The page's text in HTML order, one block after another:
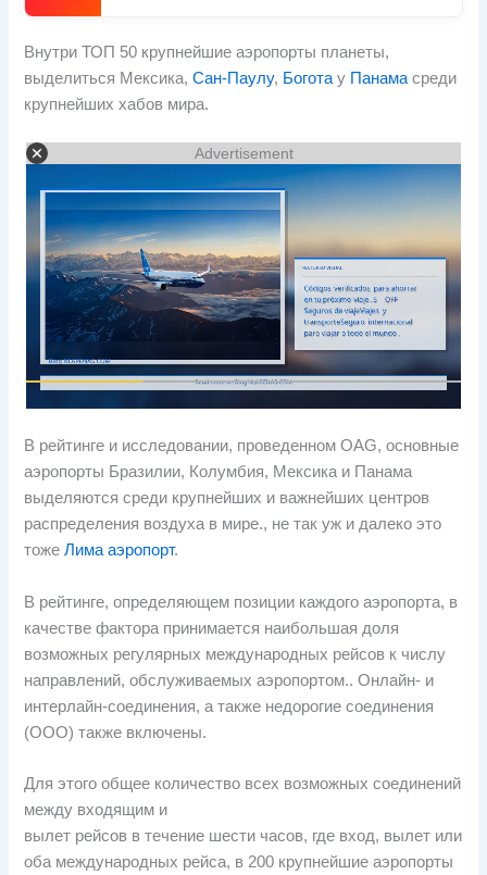
Внутри ТОП 50 крупнейшие аэропорты планеты,
выделиться Мексика,Сан-Паулу, Богота у Панама среди
крупнейших хабов мира.
Advertisement
В рейтинге и исследовании, проведенном OAG, основные
аэропорты Бразилии, Колумбия, Мексика и Панама
выделяются среди крупнейших и важнейших центров
распределения воздуха в мире., не так уж и далеко это
тожеЛима аэропорт.
В рейтинге, определяющем позиции каждого аэропорта, в
качестве фактора принимается наибольшая доля
возможных регулярных международных рейсов к числу
направлений, обслуживаемых аэропортом.. Онлайн- и
интерлайн-соединения, а также недорогие соединения
(ООО) также включены.
Для этого общее количество всех возможных соединений
между входящим и
вылет рейсов в течение шести часов, где вход, вылет или
оба международных рейса, в 200 крупнейшие аэропорты